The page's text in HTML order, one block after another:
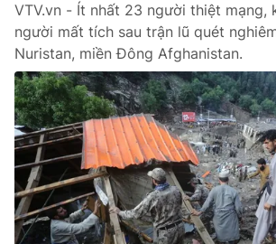
VTV.vn - Ít nhất 23 người thiệt mạng,
người mất tích sau trận lũ quét
Nuristan, miền Đông Afghanistan.